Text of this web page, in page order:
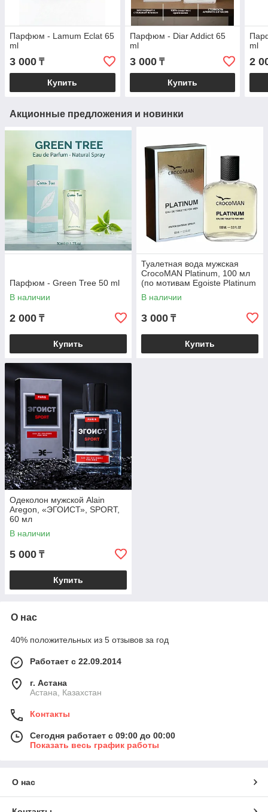
Парфюм - Lamum Eclat 65
ml
3 000 ₸
Купить
Парфюм - Diar Addict 65
ml
3 000₸
Купить
ml
2
Акционные предложения и новинки
Парфюм - Green Tree 50 ml
В наличии
2 000 ₸
Купить
Туалетная вода мужская
CrocoMAN Platinum, 100 мл
(по мотивам Egoiste Platinum
(Chanel)
В наличии
3 000 ₸
Купить
Одеколон мужской Alain
Aregon, «ЭГОИСТ», SPORT,
60 мл
В наличии
5 000 ₸
Купить
О нас
40% положительных из 5 отзывов за год
Работает с 22.09.2014
г. Астана
Астана, Казахстан
Контакты
Сегодня работает с 09:00 до 00:00
Показать весь график работы
О нас